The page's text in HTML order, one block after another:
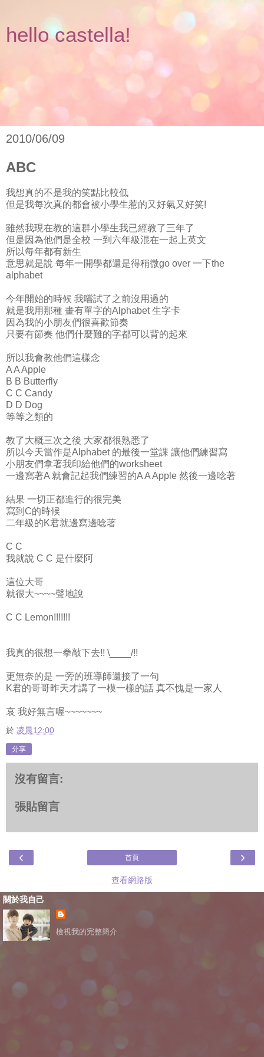
hello castella!
2010/06/09
ABC
我想真的不是我的笑點比較低
但是我每次真的都會被小學生惹的又好氣又好笑!
雖然我現在教的這群小學生我已經教了三年了
但是因為他們是全校 一到六年級混在一起上英文
所以每年都有新生
意思就是說 每年一開學都還是得稍微go over 一下the
alphabet
今年開始的時候 我嚐試了之前沒用過的
就是我用那種 畫有單字的Alphabet 生字卡
因為我的小朋友們很喜歡節奏
只要有節奏 他們什麼難的字都可以背的起來
所以我會教他們這樣念
A A Apple
B B Butterfly
C C Candy
D D Dog
等等之類的
教了大概三次之後 大家都很熟悉了
所以今天當作是Alphabet 的最後一堂課 讓他們練習寫
小朋友們拿著我印給他們的worksheet
一邊寫著A 就會記起我們練習的A A Apple 然後一邊唸著
結果 一切正都進行的很完美
寫到C的時候
二年級的K君就邊寫邊唸著
C C
我就說 C C 是什麼阿
這位大哥
就很大~~~~聲地說
C C Lemon!!!!!!!
我真的很想一拳敲下去!! \____/!!
更無奈的是 一旁的班導師還接了一句
K君的哥哥昨天才講了一模一樣的話 真不愧是一家人
哀 我好無言喔~~~~~~~
於 凌晨12:00
分享
沒有留言:
張貼留言
‹ ›
首頁
查看網路版
關於我自己
檢視我的完整簡介